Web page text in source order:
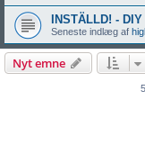
INSTÄLLD! -
Seneste indlæg af
Nyt emne